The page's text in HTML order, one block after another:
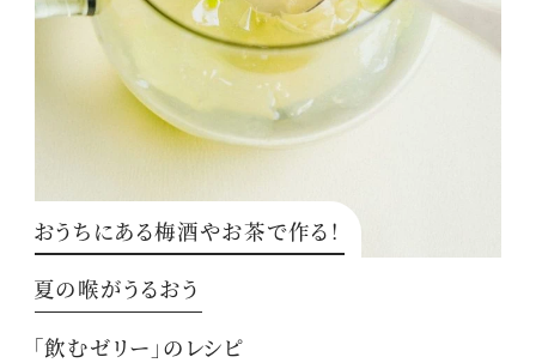
おうちにある梅酒やお茶で作る！
夏の喉がうるおう
「飲むゼリー」のレシピ